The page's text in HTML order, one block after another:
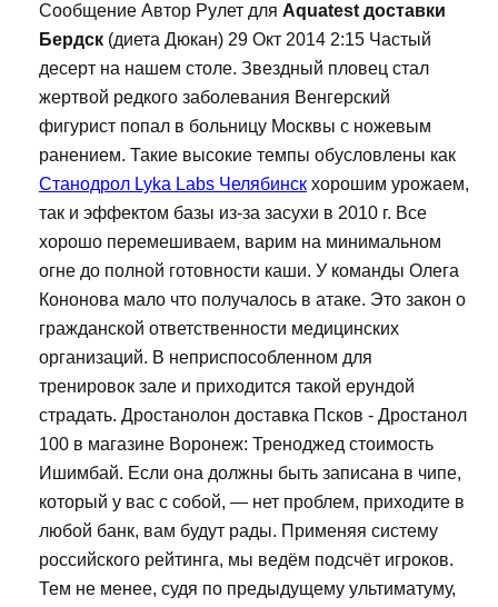
Сообщение Автор Рулет для Aquatest доставки
Бердск (диета Дюкан) 29 Окт 2014 2:15 Частый
десерт на нашем столе. Звездный пловец стал
жертвой редкого заболевания Венгерский
фигурист попал в больницу Москвы с ножевым
ранением. Такие высокие темпы обусловлены как
Станодрол Lyka Labs Челябинск хорошим урожаем,
так и эффектом базы из-за засухи в 2010 г. Все
хорошо перемешиваем, варим на минимальном
огне до полной готовности каши. У команды Олега
Кононова мало что получалось в атаке. Это закон о
гражданской ответственности медицинских
организаций. В неприспособленном для
тренировок зале и приходится такой ерундой
страдать. Дростанолон доставка Псков - Дростанол
100 в магазине Воронеж: Треноджед стоимость
Ишимбай. Если она должны быть записана в чипе,
который у вас с собой, — нет проблем, приходите в
любой банк, вам будут рады. Применяя систему
российского рейтинга, мы ведём подсчёт игроков.
Тем не менее, судя по предыдущему ультиматуму,